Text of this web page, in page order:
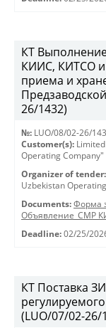
КТ
КИИС, КИТСО и
приема и
26/1432)
№: LUO/08/02-26/
Customer(s):
Operating Company"
Organizer of tender:
Uzbekistan
Documents: Форма
Объявление_СМР
Deadline: 02/25/
КТ Поставка
(LUO/07/02-26/